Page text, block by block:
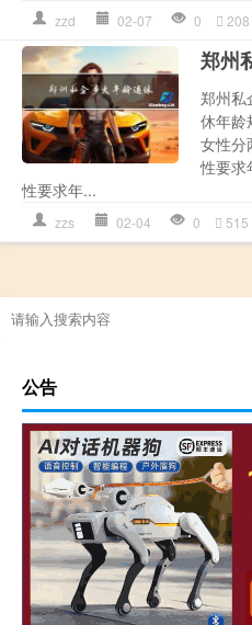
zzd 02-07 0 208
郑州
郑州私
休年龄
女性分
性要求
性要求年...
zzs 02-04 0 515
公告